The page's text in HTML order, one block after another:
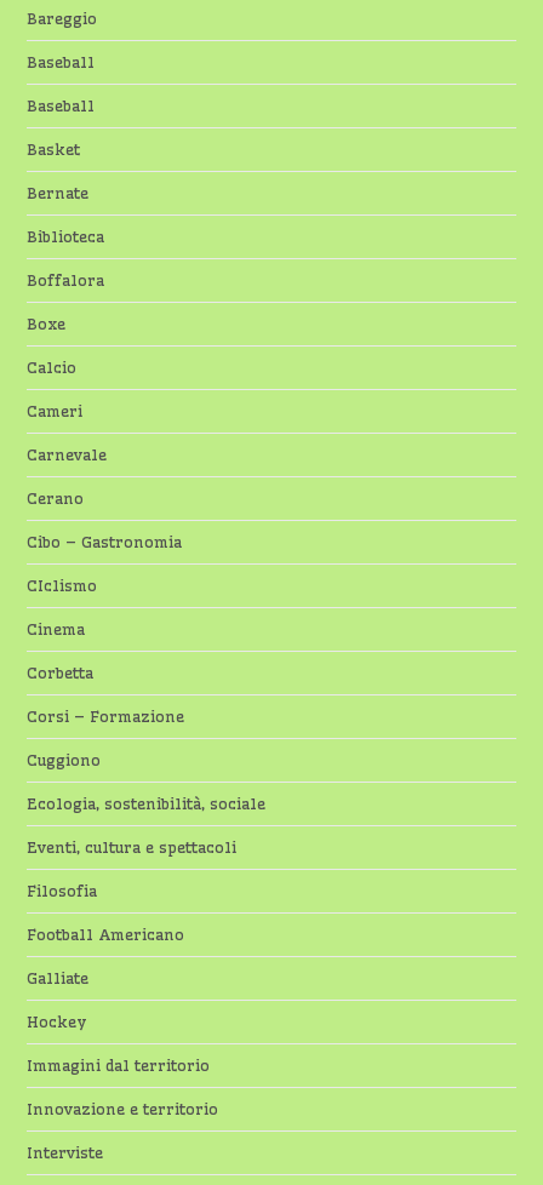
Bareggio
Baseball
Baseball
Basket
Bernate
Biblioteca
Boffalora
Boxe
Calcio
Cameri
Carnevale
Cerano
Cibo – Gastronomia
CIclismo
Cinema
Corbetta
Corsi – Formazione
Cuggiono
Ecologia, sostenibilità, sociale
Eventi, cultura e spettacoli
Filosofia
Football Americano
Galliate
Hockey
Immagini dal territorio
Innovazione e territorio
Interviste